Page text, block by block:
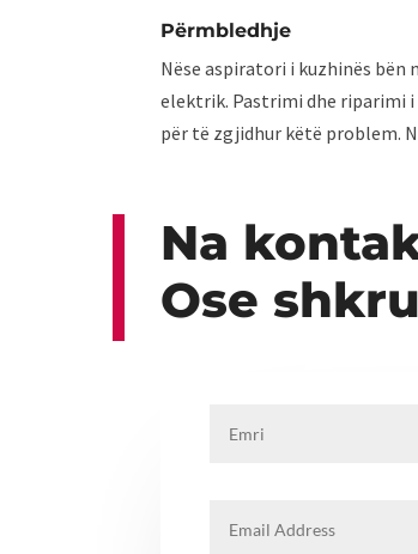
Përmbledhje
Nëse aspiratori i kuzhinës
elektrik. Pastrimi dhe riparimi
për të zgjidhur këtë problem.
Na
Ose